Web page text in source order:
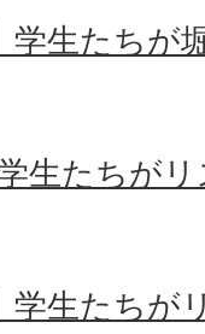
学生たちが
生たちが
学生たち